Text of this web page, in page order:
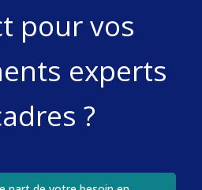
pour vos
experts
?